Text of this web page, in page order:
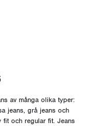
av många olika typer:
jeans, grå jeans och
och regular fit. Jeans